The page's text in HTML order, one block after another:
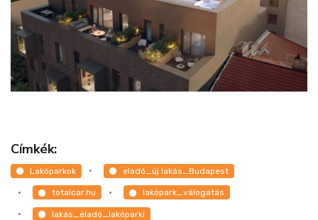
Címkék:
Lakóparkok eladó_új lakás_Budapest
totalcar.hu lakópark_válogatás
lakás_eladó_lakóparki